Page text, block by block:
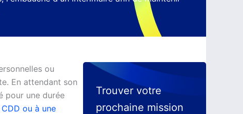
ou
En attendant son
pour une durée
ou à une
Trouver votre
prochaine mission